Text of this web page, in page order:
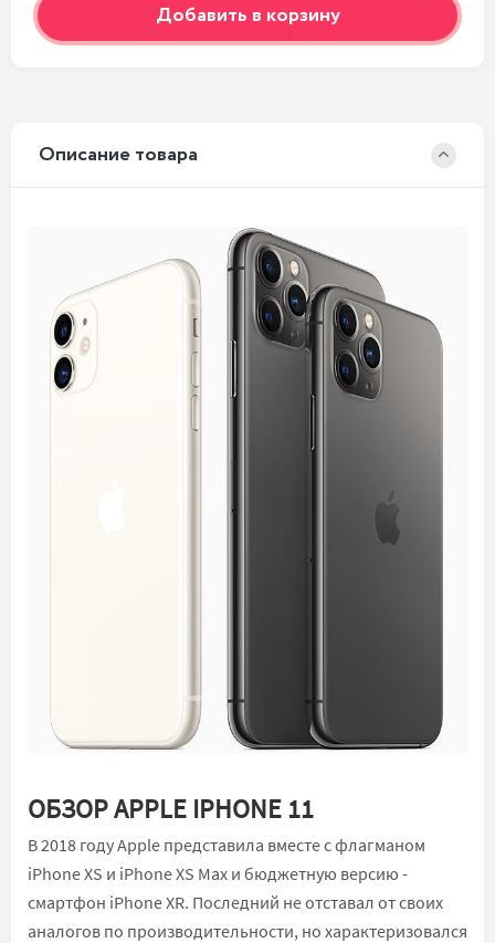
Добавить в корзину
Описание товара
ОБЗОР APPLE IPHONE 11
В 2018 году Apple представила вместе с флагманом
iPhone XS и iPhone XS Max и бюджетную версию -
смартфон iPhone XR. Последний не отставал от своих
аналогов по производительности, но характеризовался